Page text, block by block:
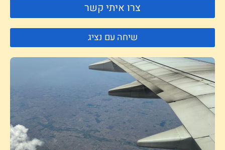
צרו איתי קשר
שיחה עם נציג